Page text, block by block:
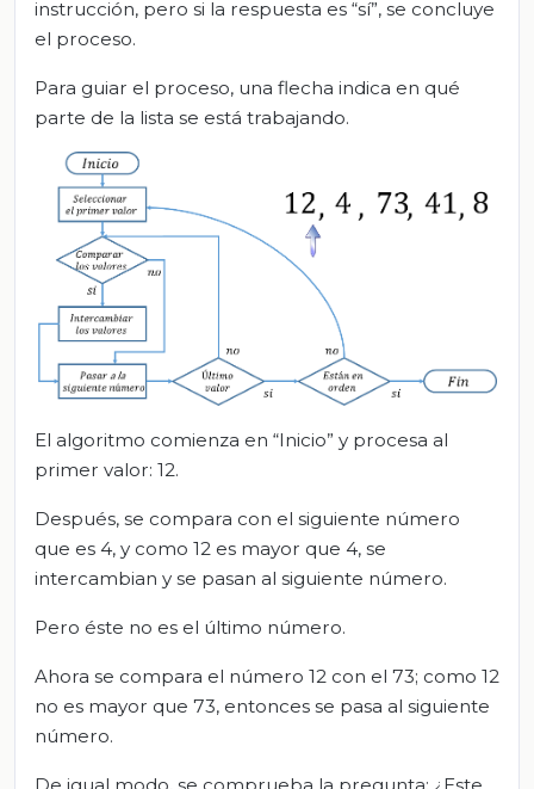
instrucción, pero si la respuesta es “sí”, se concluye
el proceso.
Para guiar el proceso, una flecha indica en qué
parte de la lista se está trabajando.
El algoritmo comienza en “Inicio” y procesa al
primer valor: 12.
Después, se compara con el siguiente número
que es 4, y como 12 es mayor que 4, se
intercambian y se pasan al siguiente número.
Pero éste no es el último número.
Ahora se compara el número 12 con el 73; como 12
no es mayor que 73, entonces se pasa al siguiente
número.